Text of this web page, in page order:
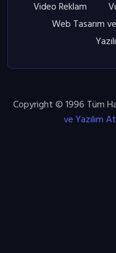
Video Reklam
Web Tasarım
Copyright © 1996 Tüm
ve Yazılım